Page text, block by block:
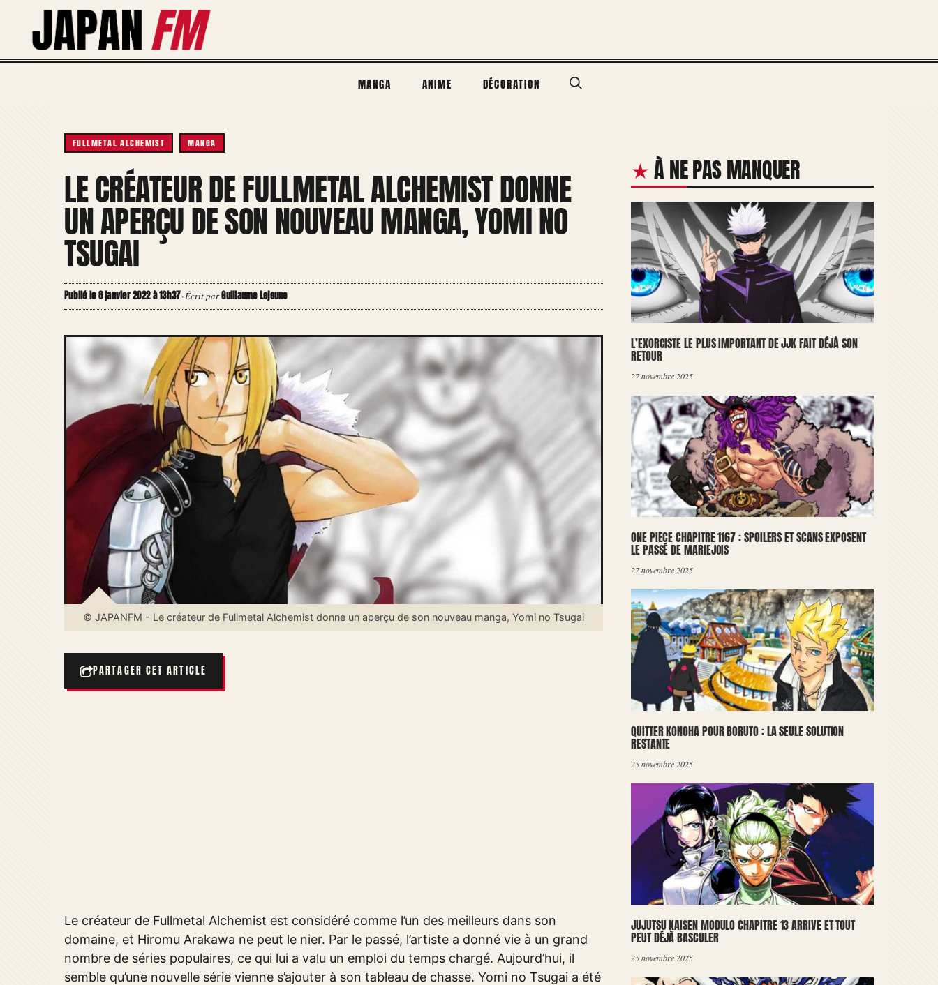
contenu
MANGA ANIME DÉCORATION
FULLMETAL ALCHEMIST MANGA
LE CRÉATEUR DE FULLMETAL ALCHEMIST DONNE
UN APERÇU DE SON NOUVEAU MANGA, YOMI NO
TSUGAI
Publié le 8 janvier 2022 à 13h37·Écrit parGuillaume Lejeune
© JAPANFM - Le créateur de Fullmetal Alchemist donne un aperçu de son nouveau manga, Yomi no Tsugai
PARTAGER CET ARTICLE
Le créateur de Fullmetal Alchemist est considéré comme l’un des meilleurs dans son
domaine, et Hiromu Arakawa ne peut le nier. Par le passé, l’artiste a donné vie à un grand
nombre de séries populaires, ce qui lui a valu un emploi du temps chargé. Aujourd’hui, il
semble qu’une nouvelle série vienne s’ajouter à son tableau de chasse. Yomi no Tsugai a été
À NE PAS MANQUER
L’EXORCISTE LE PLUS IMPORTANT DE JJK FAIT DÉJÀ SON
RETOUR
27 novembre 2025
ONE PIECE CHAPITRE 1167 : SPOILERS ET SCANS EXPOSENT
LE PASSÉ DE MARIEJOIS
27 novembre 2025
QUITTER KONOHA POUR BORUTO : LA SEULE SOLUTION
RESTANTE
25 novembre 2025
JUJUTSU KAISEN MODULO CHAPITRE 13 ARRIVE ET TOUT
PEUT DÉJÀ BASCULER
25 novembre 2025